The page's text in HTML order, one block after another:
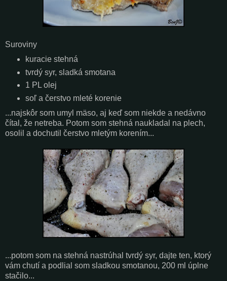
Suroviny
kuracie stehná
tvrdý syr, sladká smotana
1 PL olej
soľ a čerstvo mleté korenie
...najskôr som umyl mäso, aj keď som niekde a nedávno
čítal, že netreba. Potom som stehná naukladal na plech,
osolil a dochutil čerstvo mletým korením...
...potom som na stehná nastrúhal tvrdý syr, dajte ten, ktorý
vám chutí a podlial som sladkou smotanou, 200 ml úplne
stačilo...